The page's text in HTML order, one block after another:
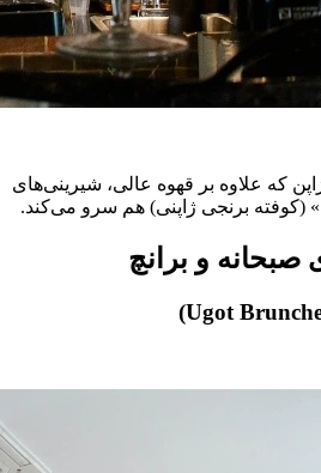
که علاوه بر قهوه عالی، شیرینی‌های
(کوفته برنجی ژاپنی) هم سرو می‌کند.
صبحانه و برانچ